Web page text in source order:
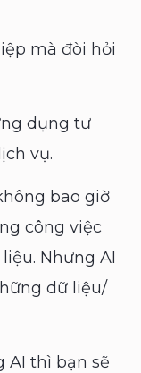
mà đòi hỏi
dụng tư
vụ.
bao giờ
công việc
Nhưng AI
dữ liệu/
AI thì bạn sẽ